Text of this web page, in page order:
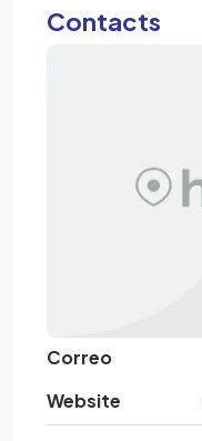
Contacts
Correo
Website